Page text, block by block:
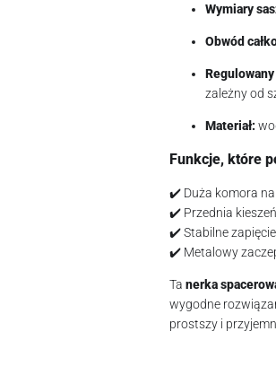
Wymiary
Obwód
zależny od
Materiał:
Funkcje, które
✔️ Duża komora
✔️ Przednia
✔️ Stabilne
✔️ Metalowy
Ta nerka
wygodne
prostszy i